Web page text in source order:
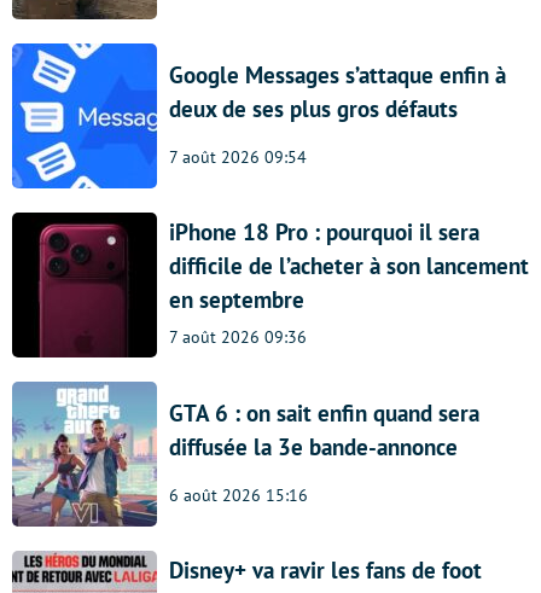
Google Messages s’attaque enfin à
deux de ses plus gros défauts
7 août 2026 09:54
iPhone 18 Pro : pourquoi il sera
difficile de l’acheter à son lancement
en septembre
7 août 2026 09:36
GTA 6 : on sait enfin quand sera
diffusée la 3e bande-annonce
6 août 2026 15:16
Disney+ va ravir les fans de foot